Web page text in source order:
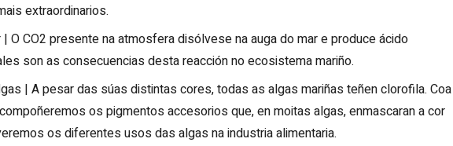
extraordinarios.
O CO2 presente na atmosfera disólvese na auga do mar e produce ácido
son as consecuencias desta reacción no ecosistema mariño.
| A pesar das súas distintas cores, todas as algas mariñas teñen clorofila. Coa
os pigmentos accesorios que, en moitas algas, enmascaran a cor
os diferentes usos das algas na industria alimentaria.